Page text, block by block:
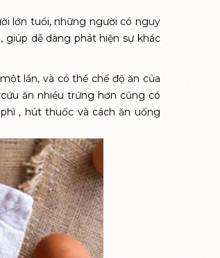
lớn tuổi, những người có nguy
dễ dàng phát hiện sự khác
lần, và có thể chế độ ăn của
ăn nhiều trứng hơn cũng có
, hút thuốc và cách ăn uống